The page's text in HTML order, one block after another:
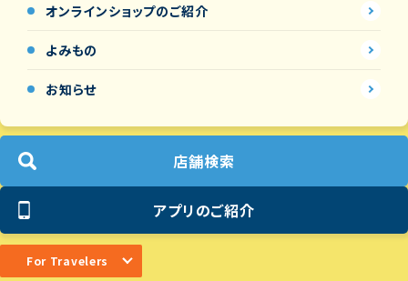
オンラインショップのご紹介
よみもの
お知らせ
店舗検索
アプリのご紹介
For Travelers